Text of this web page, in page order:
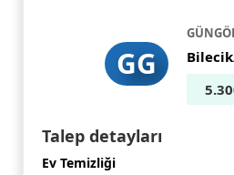
GG
Talep detayları
Ev Temizliği